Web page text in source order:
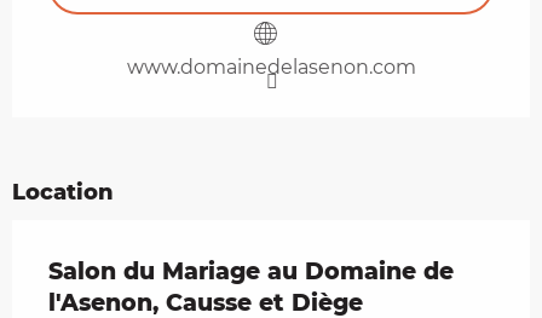
www.domainedelasenon.com
Location
Salon du Mariage au Domaine de
l'Asenon, Causse et Diège